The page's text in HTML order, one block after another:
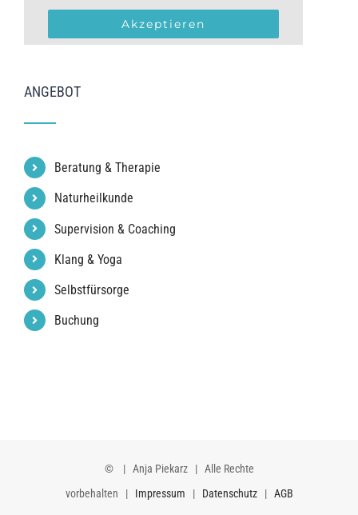
Akzeptieren
ANGEBOT
Beratung & Therapie
Naturheilkunde
Supervision & Coaching
Klang & Yoga
Selbstfürsorge
Buchung
©
| Anja Piekarz | Alle Rechte
vorbehalten | Impressum | Datenschutz| AGB